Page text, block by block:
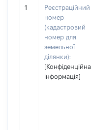
1
Реєстраційний
номер
(кадастровий
номер для
земельної
ділянки):
[Конфіденційна
інформація]